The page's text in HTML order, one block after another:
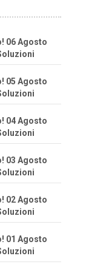
06 Agosto
05 Agosto
04 Agosto
03 Agosto
02 Agosto
01 Agosto